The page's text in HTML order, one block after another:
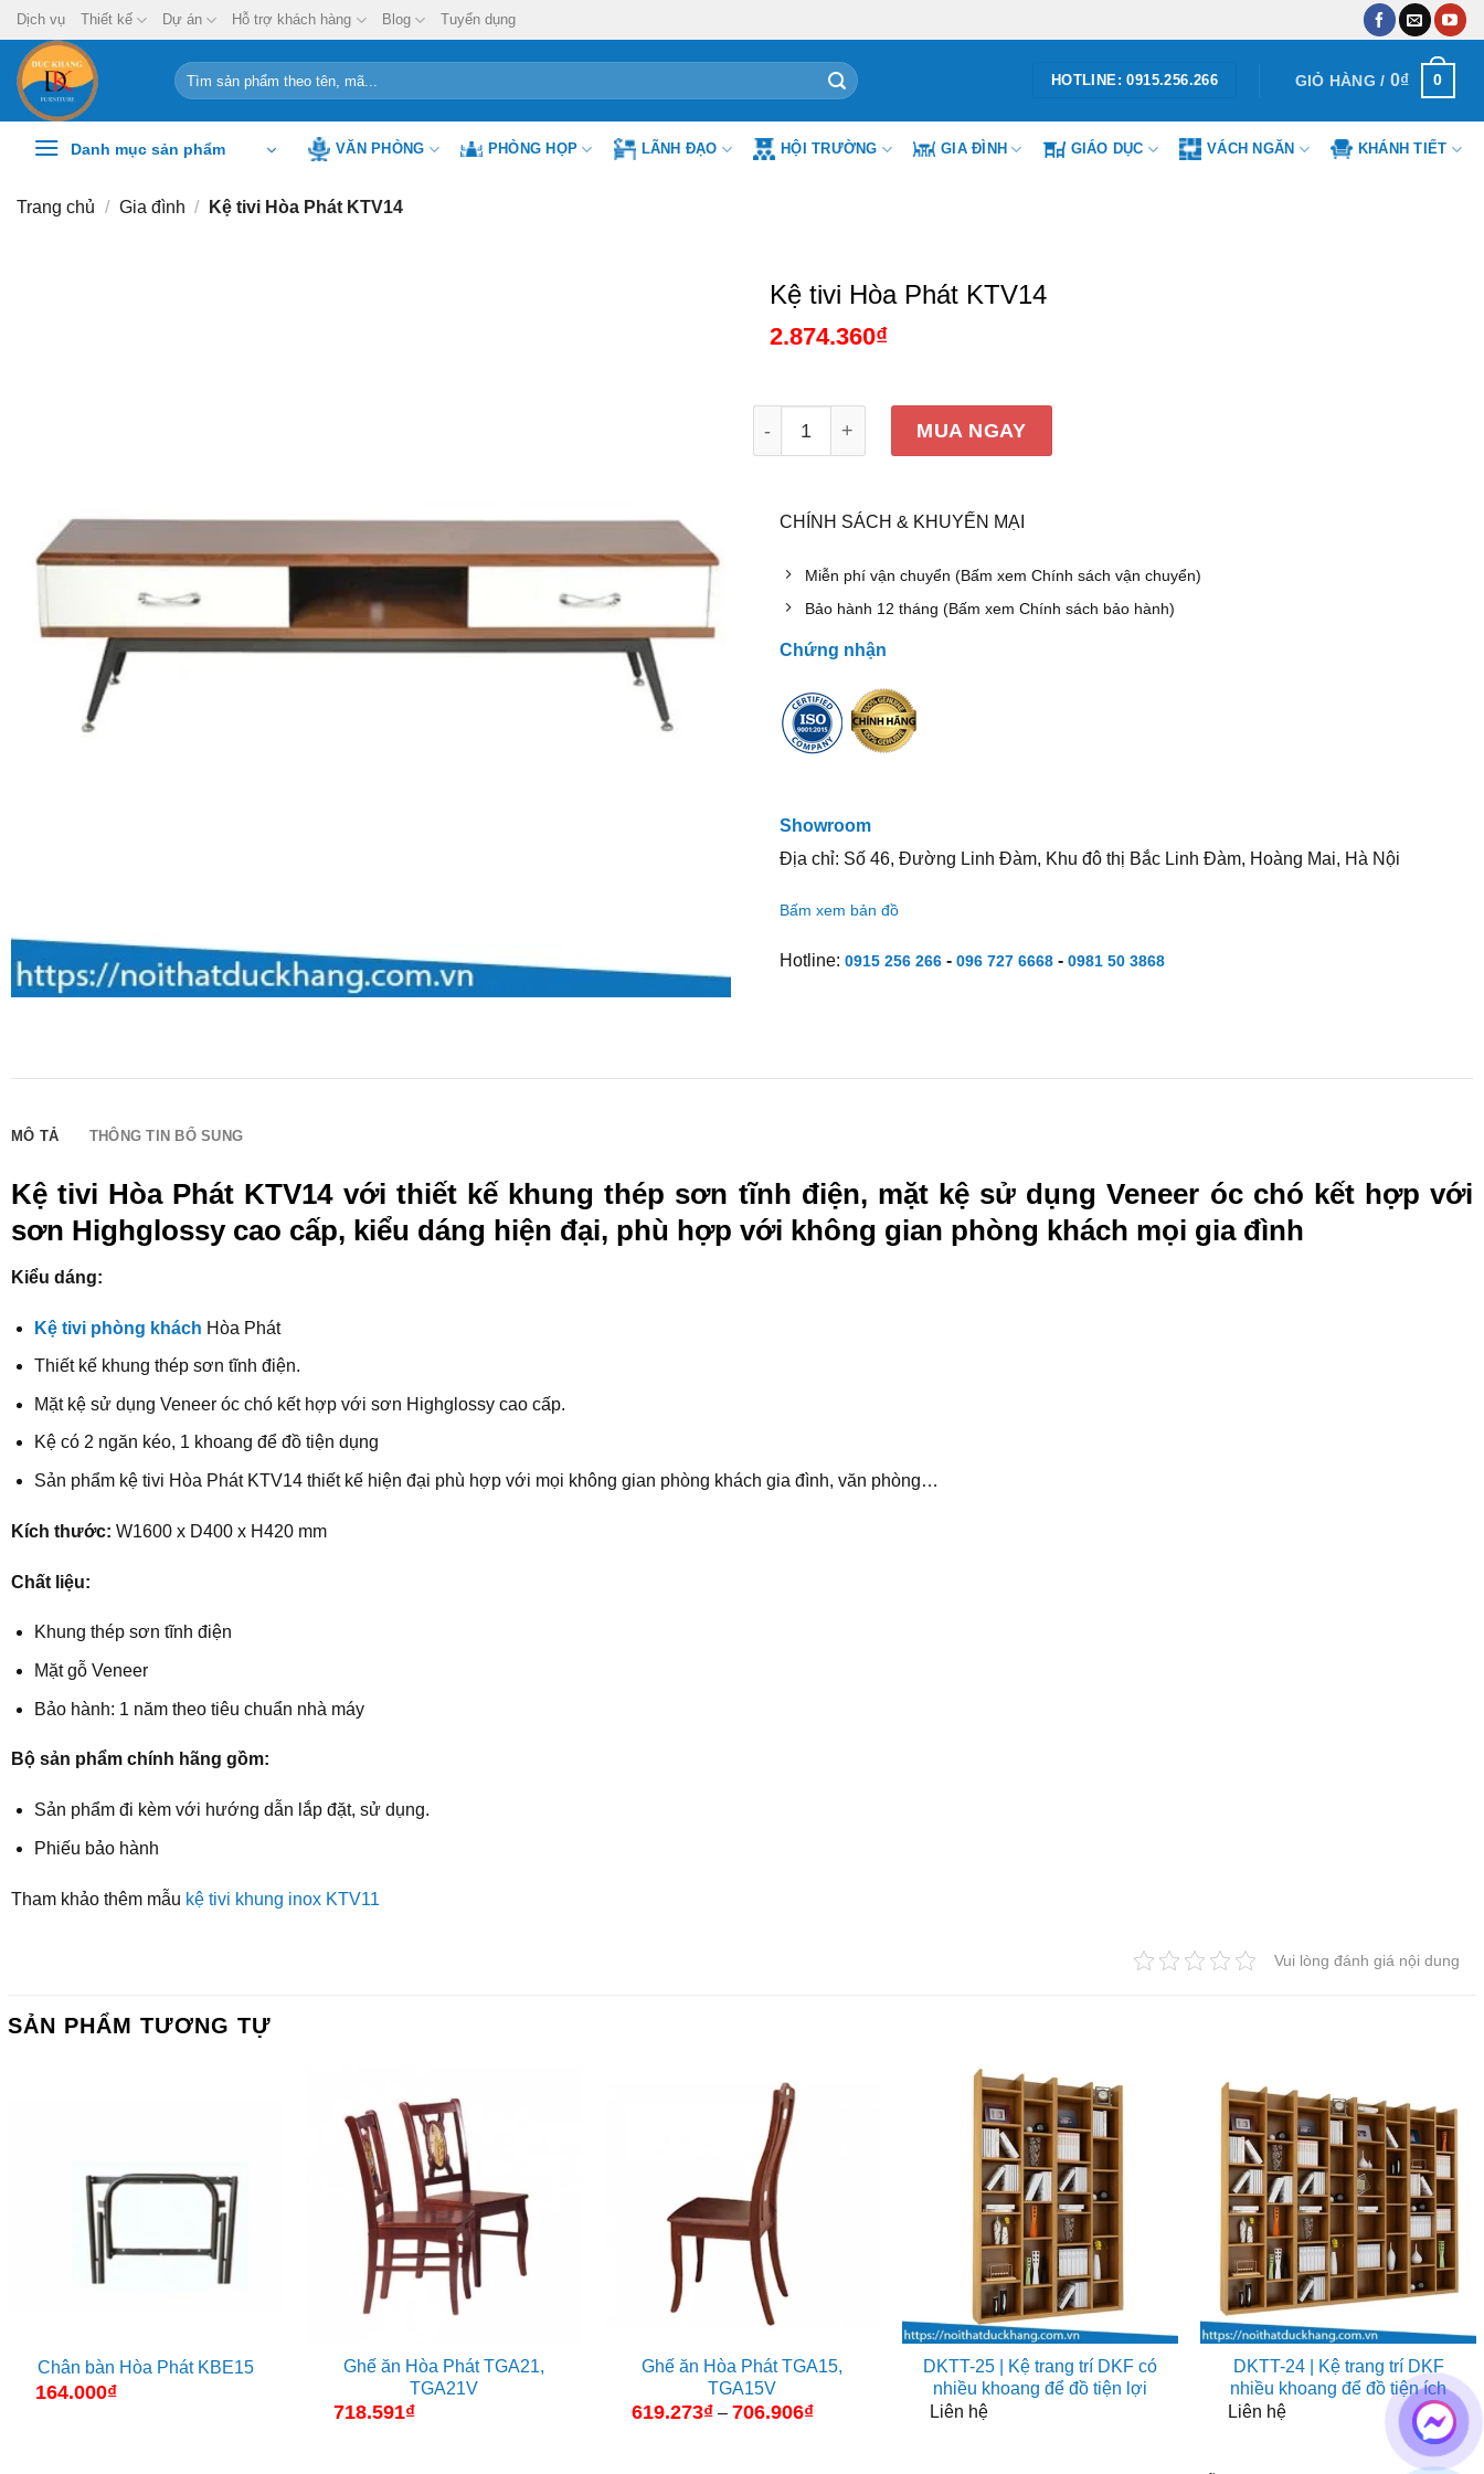
Chuyển
đến
nội
dung
Dịch vụ Thiết kế Dự án Hỗ trợ khách hàng Blog Tuyển dụng
Tìm
kiếm:
HOTLINE: 0915.256.266 GIỎ HÀNG / 0₫ 0
Danh mục sản phẩm VĂN PHÒNG PHÒNG HỌP LÃNH ĐẠO HỘI TRƯỜNG GIA ĐÌNH GIÁO DỤC VÁCH NGĂN KHÁNH TIẾT
Trang chủ / Gia đình / Kệ tivi Hòa Phát KTV14
Kệ tivi Hòa Phát KTV14
2.874.360₫
MUA NGAY
CHÍNH SÁCH & KHUYẾN MẠI
Miễn phí vận chuyển (Bấm xem Chính sách vận chuyển)
Bảo hành 12 tháng (Bấm xem Chính sách bảo hành)
Chứng nhận
Showroom
Địa chỉ: Số 46, Đường Linh Đàm, Khu đô thị Bắc Linh Đàm, Hoàng Mai, Hà Nội
Bấm xem bản đồ
Hotline: 0915 256 266- 096 727 6668- 0981 50 3868
MÔ TẢ THÔNG TIN BỔ SUNG
Kệ tivi Hòa Phát KTV14 với thiết kế khung thép sơn tĩnh điện, mặt kệ sử dụng Veneer óc chó kết hợp với
sơn Highglossy cao cấp, kiểu dáng hiện đại, phù hợp với không gian phòng khách mọi gia đình
Kiểu dáng:
Kệ tivi phòng khách Hòa Phát
Thiết kế khung thép sơn tĩnh điện.
Mặt kệ sử dụng Veneer óc chó kết hợp với sơn Highglossy cao cấp.
Kệ có 2 ngăn kéo, 1 khoang để đồ tiện dụng
Sản phẩm kệ tivi Hòa Phát KTV14 thiết kế hiện đại phù hợp với mọi không gian phòng khách gia đình, văn phòng…
Kích thước: W1600 x D400 x H420 mm
Chất liệu:
Khung thép sơn tĩnh điện
Mặt gỗ Veneer
Bảo hành: 1 năm theo tiêu chuẩn nhà máy
Bộ sản phẩm chính hãng gồm:
Sản phẩm đi kèm với hướng dẫn lắp đặt, sử dụng.
Phiếu bảo hành
Tham khảo thêm mẫu kệ tivi khung inox KTV11
Vui lòng đánh giá nội dung
SẢN PHẨM TƯƠNG TỰ
Chân bàn Hòa Phát KBE15
164.000₫
Ghế ăn Hòa Phát TGA21,
TGA21V
718.591₫
Ghế ăn Hòa Phát TGA15,
TGA15V
619.273₫ – 706.906₫Khoảng
DKTT-25 | Kệ trang trí DKF có
nhiều khoang để đồ tiện lợi
Liên hệ
DKTT-24 | Kệ trang trí DKF
nhiều khoang để đồ tiện ích
Liên hệ